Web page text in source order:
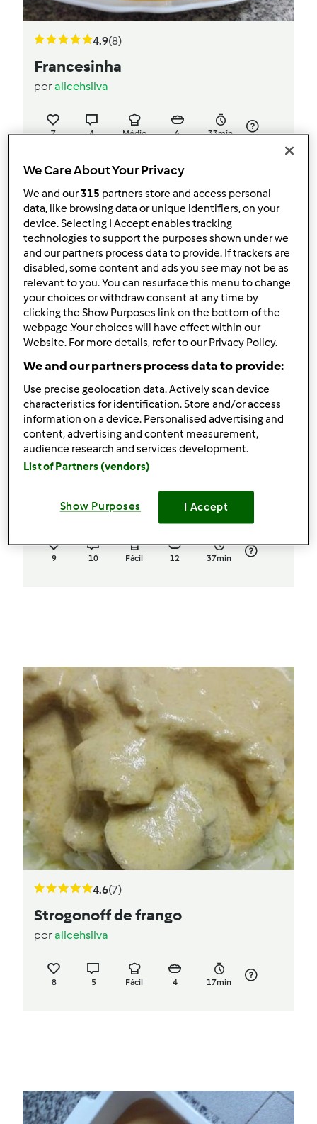
4.9(8)
Francesinha
poralicehsilva
7 4 Médio 6 33min
4.7(7)
Cheesecake de frutos Silvestres
alicehsilva
9 10 Fácil 12 37min
4.6(7)
Strogonoff de frango
poralicehsilva
8 5 Fácil 4 17min
We Care About Your Privacy
We and our315 partners store and access personal
data, like browsing data or unique identifiers, on your
device. Selecting I Accept enables tracking
technologies to support the purposes shown under we
and our partners process data to provide. If trackers are
disabled, some content and ads you see may not be as
relevant to you. You can resurface this menu to change
your choices or withdraw consent at any time by
clicking the Show Purposes link on the bottom of the
webpage .Your choices will have effect within our
Website. For more details, refer to our Privacy Policy.
We and our partners process data to provide:
Use precise geolocation data. Actively scan device
characteristics for identification. Store and/or access
information on a device. Personalised advertising and
content, advertising and content measurement,
audience research and services development.
List of Partners (vendors)
Show Purposes I Accept